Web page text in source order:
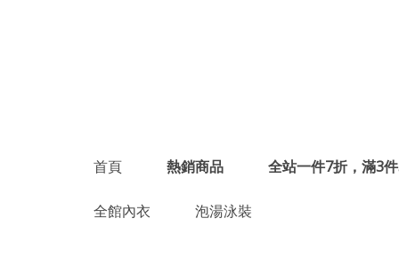
首頁 熱銷商品 全站一件7折，滿3
全館內衣 泡湯泳裝